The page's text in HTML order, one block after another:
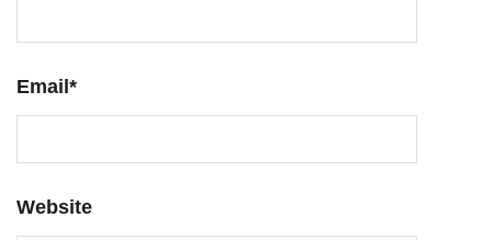
Email*
Website